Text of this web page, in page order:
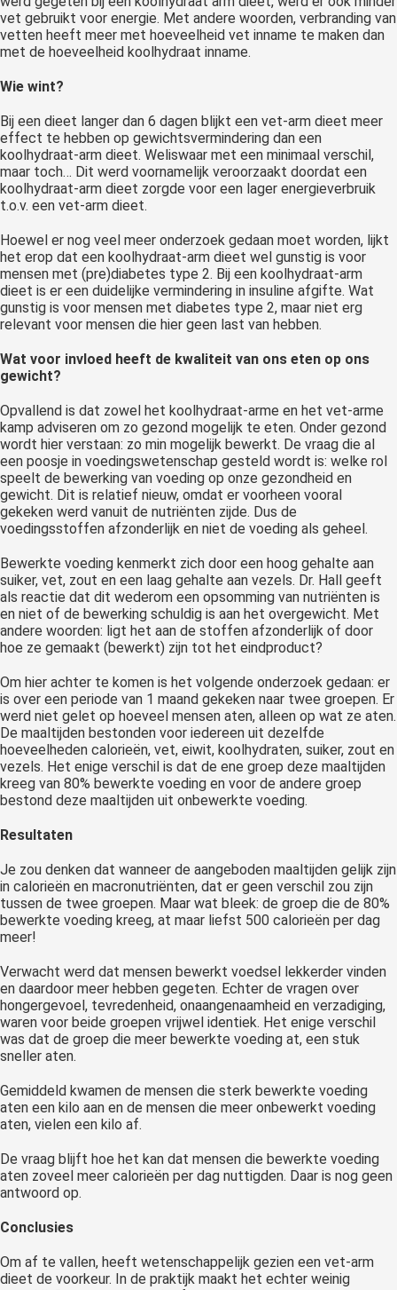
vet gebruikt voor energie. Met andere woorden, verbranding van
vetten heeft meer met hoeveelheid vet inname te maken dan
met de hoeveelheid koolhydraat inname.
Wie wint?
Bij een dieet langer dan 6 dagen blijkt een vet-arm dieet meer
effect te hebben op gewichtsvermindering dan een
koolhydraat-arm dieet. Weliswaar met een minimaal verschil,
maar toch… Dit werd voornamelijk veroorzaakt doordat een
koolhydraat-arm dieet zorgde voor een lager energieverbruik
t.o.v. een vet-arm dieet.
Hoewel er nog veel meer onderzoek gedaan moet worden, lijkt
het erop dat een koolhydraat-arm dieet wel gunstig is voor
mensen met (pre)diabetes type 2. Bij een koolhydraat-arm
dieet is er een duidelijke vermindering in insuline afgifte. Wat
gunstig is voor mensen met diabetes type 2, maar niet erg
relevant voor mensen die hier geen last van hebben.
Wat voor invloed heeft de kwaliteit van ons eten op ons
gewicht?
Opvallend is dat zowel het koolhydraat-arme en het vet-arme
kamp adviseren om zo gezond mogelijk te eten. Onder gezond
wordt hier verstaan: zo min mogelijk bewerkt. De vraag die al
een poosje in voedingswetenschap gesteld wordt is: welke rol
speelt de bewerking van voeding op onze gezondheid en
gewicht. Dit is relatief nieuw, omdat er voorheen vooral
gekeken werd vanuit de nutriënten zijde. Dus de
voedingsstoffen afzonderlijk en niet de voeding als geheel.
Bewerkte voeding kenmerkt zich door een hoog gehalte aan
suiker, vet, zout en een laag gehalte aan vezels. Dr. Hall geeft
als reactie dat dit wederom een opsomming van nutriënten is
en niet of de bewerking schuldig is aan het overgewicht. Met
andere woorden: ligt het aan de stoffen afzonderlijk of door
hoe ze gemaakt (bewerkt) zijn tot het eindproduct?
Om hier achter te komen is het volgende onderzoek gedaan: er
is over een periode van 1 maand gekeken naar twee groepen. Er
werd niet gelet op hoeveel mensen aten, alleen op wat ze aten.
De maaltijden bestonden voor iedereen uit dezelfde
hoeveelheden calorieën, vet, eiwit, koolhydraten, suiker, zout en
vezels. Het enige verschil is dat de ene groep deze maaltijden
kreeg van 80% bewerkte voeding en voor de andere groep
bestond deze maaltijden uit onbewerkte voeding.
Resultaten
Je zou denken dat wanneer de aangeboden maaltijden gelijk zijn
in calorieën en macronutriënten, dat er geen verschil zou zijn
tussen de twee groepen. Maar wat bleek: de groep die de 80%
bewerkte voeding kreeg, at maar liefst 500 calorieën per dag
meer!
Verwacht werd dat mensen bewerkt voedsel lekkerder vinden
en daardoor meer hebben gegeten. Echter de vragen over
hongergevoel, tevredenheid, onaangenaamheid en verzadiging,
waren voor beide groepen vrijwel identiek. Het enige verschil
was dat de groep die meer bewerkte voeding at, een stuk
sneller aten.
Gemiddeld kwamen de mensen die sterk bewerkte voeding
aten een kilo aan en de mensen die meer onbewerkt voeding
aten, vielen een kilo af.
De vraag blijft hoe het kan dat mensen die bewerkte voeding
aten zoveel meer calorieën per dag nuttigden. Daar is nog geen
antwoord op.
Conclusies
Om af te vallen, heeft wetenschappelijk gezien een vet-arm
dieet de voorkeur. In de praktijk maakt het echter weinig